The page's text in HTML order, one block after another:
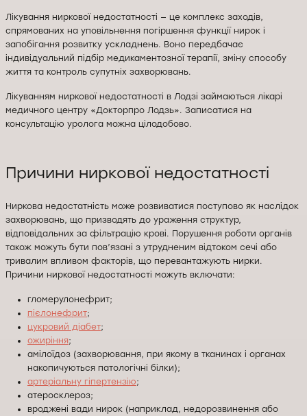
Лікування ниркової недостатності — це комплекс заходів,
спрямованих на уповільнення погіршення функції нирок і
запобігання розвитку ускладнень. Воно передбачає
індивідуальний підбір медикаментозної терапії, зміну способу
життя та контроль супутніх захворювань.
Лікуванням ниркової недостатності в Лодзі займаються лікарі
медичного центру «Докторпро Лодзь». Записатися на
консультацію уролога можна цілодобово.
Причини ниркової недостатності
Ниркова недостатність може розвиватися поступово як наслідок
захворювань, що призводять до ураження структур,
відповідальних за фільтрацію крові. Порушення роботи органів
також можуть бути пов’язані з утрудненим відтоком сечі або
тривалим впливом факторів, що перевантажують нирки.
Причини ниркової недостатності можуть включати:
гломерулонефрит;
пієлонефрит;
цукровий діабет;
ожиріння;
амілоїдоз (захворювання, при якому в тканинах і органах
накопичуються патологічні білки);
артеріальну гіпертензію;
атеросклероз;
вроджені вади нирок (наприклад, недорозвинення або